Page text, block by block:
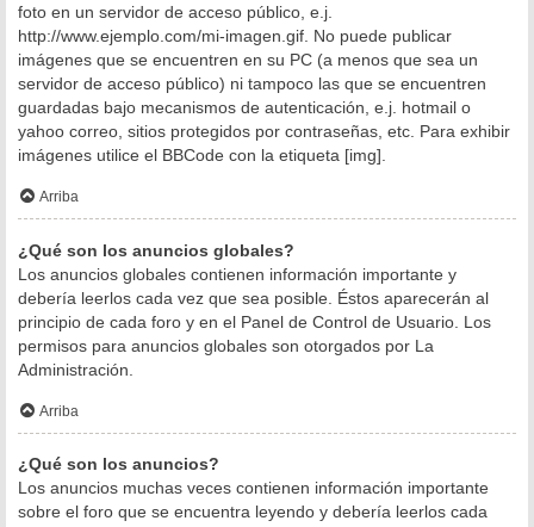
foto en un servidor de acceso público, e.j.
http://www.ejemplo.com/mi-imagen.gif. No puede publicar
imágenes que se encuentren en su PC (a menos que sea un
servidor de acceso público) ni tampoco las que se encuentren
guardadas bajo mecanismos de autenticación, e.j. hotmail o
yahoo correo, sitios protegidos por contraseñas, etc. Para exhibir
imágenes utilice el BBCode con la etiqueta [img].
Arriba
¿Qué son los anuncios globales?
Los anuncios globales contienen información importante y
debería leerlos cada vez que sea posible. Éstos aparecerán al
principio de cada foro y en el Panel de Control de Usuario. Los
permisos para anuncios globales son otorgados por La
Administración.
Arriba
¿Qué son los anuncios?
Los anuncios muchas veces contienen información importante
sobre el foro que se encuentra leyendo y debería leerlos cada